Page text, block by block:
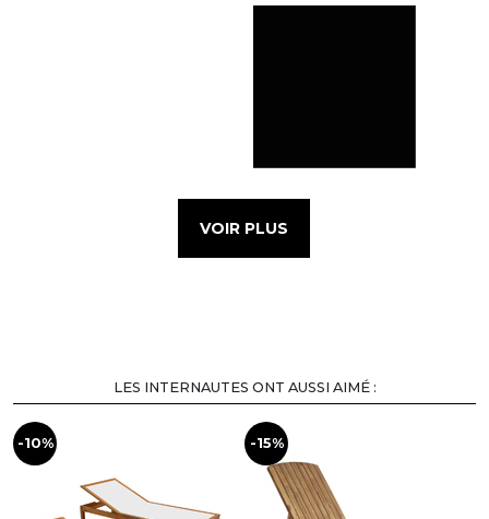
VOIR PLUS
LES INTERNAUTES ONT AUSSI AIMÉ :
-10% -15%